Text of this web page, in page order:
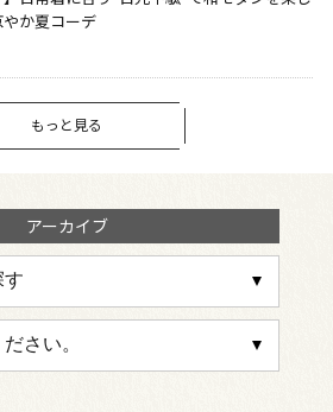
か夏コーデ
もっと見る
アーカイブ